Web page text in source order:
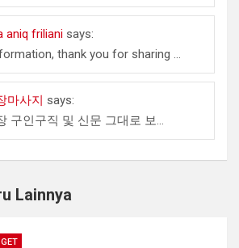
aniq friliani says:
thank you for sharing ...
마사지 says:
구인구직 및 신문 그대로 보...
Lainnya